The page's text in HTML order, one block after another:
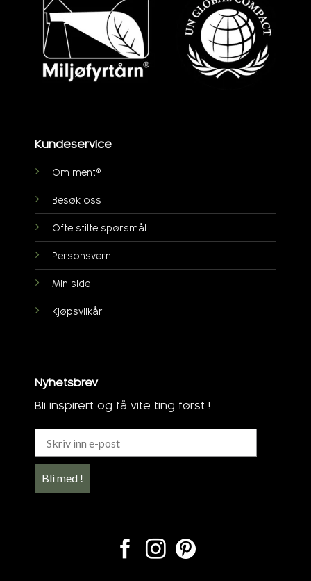
Kundeservice
Om ment®
Besøk oss
Ofte stilte spørsmål
Personsvern
Min side
Kjøpsvilkår
Nyhetsbrev
Bli inspirert og få vite ting først !
Bli med !